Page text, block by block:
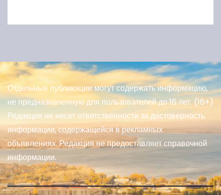
Отдельные публикации могут содержать информацию,
не предназначенную для пользователей до 16 лет. (16+)
Редакция не несет ответственности за достоверность
информации, содержащейся в рекламных
объявлениях. Редакция не предоставляет справочной
информации.